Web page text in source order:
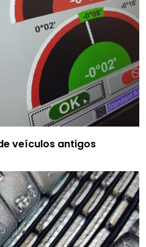
veículos antigos